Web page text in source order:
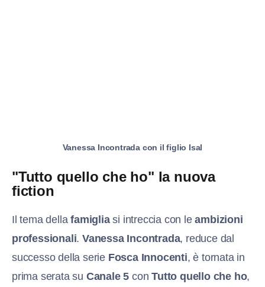
Vanessa Incontrada con il figlio Isal
"Tutto quello che ho" la nuova
fiction
Il tema dellafamigliasi intreccia con leambizioni
professionali.Vanessa Incontrada, reduce dal
successo della serie Fosca Innocenti, è tornata in
prima serata su Canale 5 conTutto quello che ho,